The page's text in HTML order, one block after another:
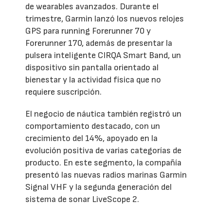
de wearables avanzados. Durante el
trimestre, Garmin lanzó los nuevos relojes
GPS para running Forerunner 70 y
Forerunner 170, además de presentar la
pulsera inteligente CIRQA Smart Band, un
dispositivo sin pantalla orientado al
bienestar y la actividad física que no
requiere suscripción.
El negocio de náutica también registró un
comportamiento destacado, con un
crecimiento del 14%, apoyado en la
evolución positiva de varias categorías de
producto. En este segmento, la compañía
presentó las nuevas radios marinas Garmin
Signal VHF y la segunda generación del
sistema de sonar LiveScope 2.